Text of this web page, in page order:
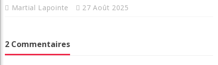
Martial Lapointe 27 Août 2025
2 Commentaires